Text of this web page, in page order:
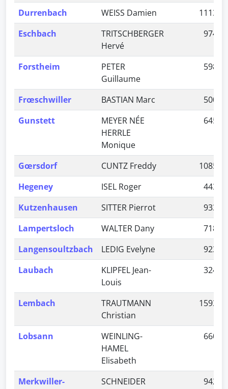
Durrenbach WEISS Damien
1113
Eschbach
TRITSCHBERGER
Hervé
974
Forstheim
PETER
Guillaume
598
Frœschwiller BASTIAN Marc
500
Gunstett
MEYER NÉE
HERRLE
Monique
645
Gœrsdorf CUNTZ Freddy
1085
Hegeney
ISEL Roger
443
Kutzenhausen
SITTER Pierrot
933
Lampertsloch
WALTER Dany
718
Langensoultzbach
LEDIG Evelyne
923
Laubach
KLIPFEL Jean-
Louis
324
Lembach
TRAUTMANN
Christian
1593
Lobsann
WEINLING-
HAMEL
Elisabeth
660
Merkwiller-
SCHNEIDER
942